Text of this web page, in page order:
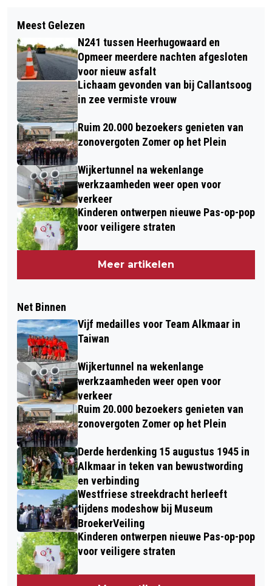
Meest Gelezen
N241 tussen Heerhugowaard en
Opmeer meerdere nachten afgesloten
voor nieuw asfalt
Lichaam gevonden van bij Callantsoog
in zee vermiste vrouw
Ruim 20.000 bezoekers genieten van
zonovergoten Zomer op het Plein
Wijkertunnel na wekenlange
werkzaamheden weer open voor
verkeer
Kinderen ontwerpen nieuwe Pas-op-pop
voor veiligere straten
Meer artikelen
Net Binnen
Vijf medailles voor Team Alkmaar in
Taiwan
Wijkertunnel na wekenlange
werkzaamheden weer open voor
verkeer
Ruim 20.000 bezoekers genieten van
zonovergoten Zomer op het Plein
Derde herdenking 15 augustus 1945 in
Alkmaar in teken van bewustwording
en verbinding
Westfriese streekdracht herleeft
tijdens modeshow bij Museum
BroekerVeiling
Kinderen ontwerpen nieuwe Pas-op-pop
voor veiligere straten